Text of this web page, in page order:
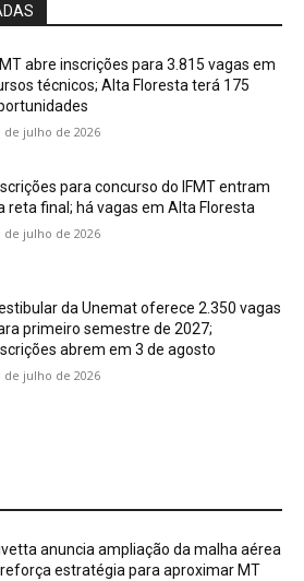
abre inscrições para 3.815 vagas em
técnicos; Alta Floresta terá 175
de julho de 2026
para concurso do IFMT entram
reta final; há vagas em Alta Floresta
de julho de 2026
da Unemat oferece 2.350 vagas
primeiro semestre de 2027;
abrem em 3 de agosto
de julho de 2026
anuncia ampliação da malha aérea
estratégia para aproximar MT